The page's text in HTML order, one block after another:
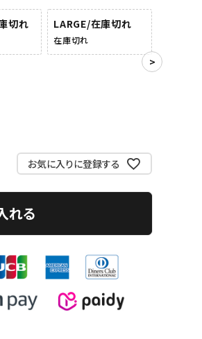
切れ LARGE/在庫切れ
在庫切れ
お気に入りに登録する
れる